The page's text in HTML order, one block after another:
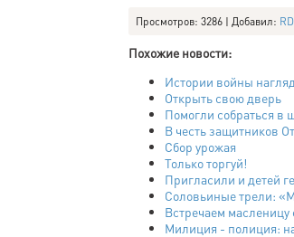
Просмотров: 3286 | Добавил:
Похожие новости:
Истории войны
Открыть свою дверь
Помогли собраться в
В честь защитников
Сбор урожая
Только торгуй!
Пригласили и детей
Соловьиные трели:
Встречаем
Милиция - полиция: